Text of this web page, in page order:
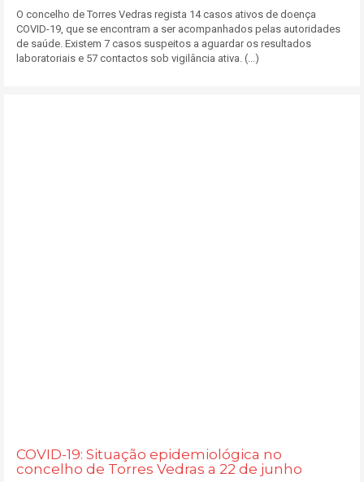
O concelho de Torres Vedras regista 14 casos ativos de doença
COVID-19, que se encontram a ser acompanhados pelas autoridades
de saúde. Existem 7 casos suspeitos a aguardar os resultados
laboratoriais e 57 contactos sob vigilância ativa. (...)
COVID-19: Situação epidemiológica no
concelho de Torres Vedras a 22 de junho